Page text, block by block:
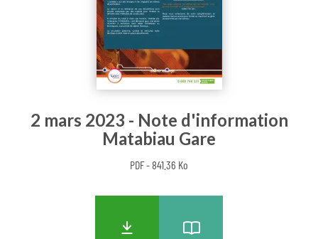
2 mars 2023 - Note d'information
Matabiau Gare
PDF - 841.36 Ko